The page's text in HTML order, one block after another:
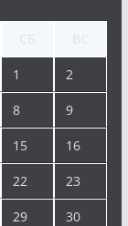
1 2
8 9
15 16
22 23
29 30